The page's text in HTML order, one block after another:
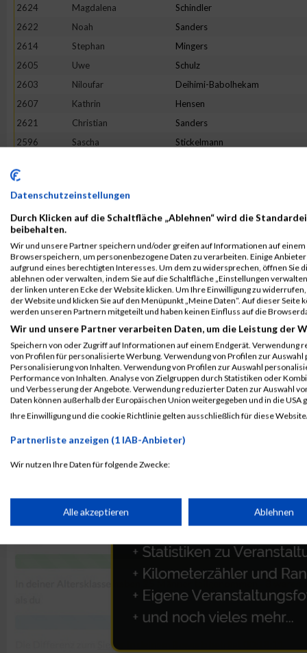
2624
Magdalena Schindler
2622
Noah Sanders
2614
Stephan Mingers
2605
Uwe Schulz
2603
Niloufar Deihimi-Babolhekam
2607
Kathrin Hensen
2621
Christian Sanders
2596
Sascha Stickelmann
2620
2613
Tatjana
Rang:13.
Kontaktformular / Fragen
zur Zeitmessung
Marc Troiber
Datenschutzeinstellungen
Durch Klicken auf die Schaltfläche „Ablehnen“ wird die
beibehalten.
Wir und unsere Partner speichern und/oder greifen auf Informationen auf einem
Browserspeichern, um personenbezogene Daten zu verarbeiten. Einige
aufgrund eines berechtigten Interesses. Um dem zu widersprechen, öffnen Sie
ablehnen oder verwalten, indem Sie auf die Schaltfläche „Einstellungen
der linken unteren Ecke der Website klicken. Um Ihre Einwilligung zu
der Website und klicken Sie auf den Menüpunkt „Meine Daten“. Auf dieser
werden unseren Partnern mitgeteilt und haben keinen Einfluss auf die
Wir und unsere Partner verarbeiten Daten, um die Leistung der
Speichern von oder Zugriff auf Informationen auf einem Endgerät. Verwendung
von Profilen für personalisierte Werbung. Verwendung von Profilen zur
Personalisierung von Inhalten. Verwendung von Profilen zur Auswahl
Performance von Inhalten. Analyse von Zielgruppen durch Statistiken oder
und Verbesserung der Angebote. Verwendung reduzierter Daten zur Auswahl
Daten können außerhalb der Europäischen Union weitergegeben und in die USA
Ihre Einwilligung und die cookie Richtlinie gelten ausschließlich für diese
Partnerliste anzeigen (1 IAB-Anbieter)
Wir nutzen Ihre Daten für folgende Zwecke:
Speichern von oder Zugriff auf Informationen auf einem
Verwendung reduzierter Daten zur Auswahl von
Erstellung von Profilen für personalisierte Werbung
Alle akzeptieren Ablehnen